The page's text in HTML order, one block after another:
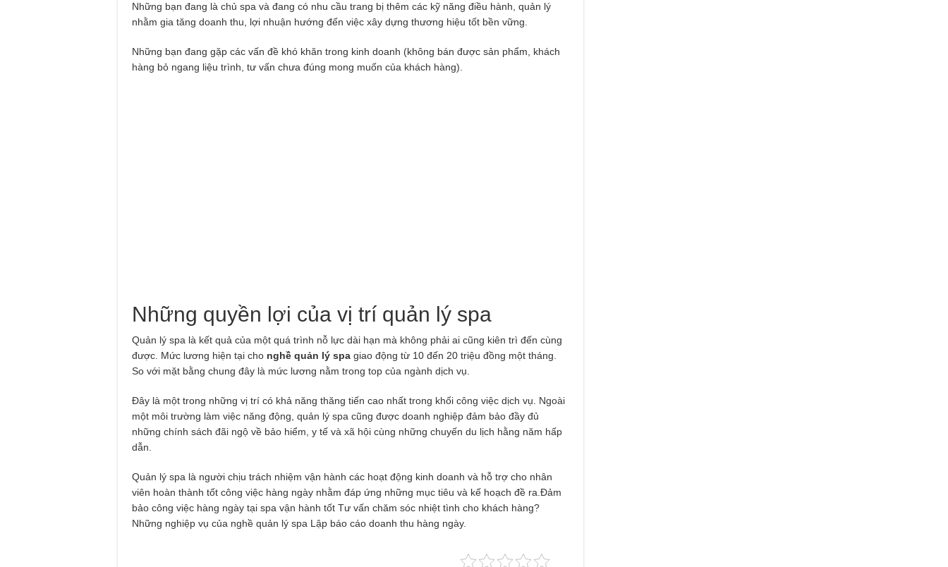
Những bạn đang là chủ spa và đang có nhu cầu trang bị thêm các kỹ năng điều hành, quản lý
nhằm gia tăng doanh thu, lợi nhuận hướng đến việc xây dựng thương hiệu tốt bền vững.
Những bạn đang gặp các vấn đề khó khăn trong kinh doanh (không bán được sản phẩm, khách
hàng bỏ ngang liệu trình, tư vấn chưa đúng mong muốn của khách hàng).
Những quyền lợi của vị trí quản lý spa
Quản lý spa là kết quả của một quá trình nỗ lực dài hạn mà không phải ai cũng kiên trì đến cùng
được. Mức lương hiện tại cho nghề quản lý spa giao động từ 10 đến 20 triệu đồng một tháng.
So với mặt bằng chung đây là mức lương nằm trong top của ngành dịch vụ.
Đây là một trong những vị trí có khả năng thăng tiến cao nhất trong khối công việc dịch vụ. Ngoài
một môi trường làm việc năng động, quản lý spa cũng được doanh nghiệp đảm bảo đầy đủ
những chính sách đãi ngộ về bảo hiểm, y tế và xã hội cùng những chuyến du lịch hằng năm hấp
dẫn.
Quản lý spa là người chịu trách nhiệm vận hành các hoạt động kinh doanh và hỗ trợ cho nhân
viên hoàn thành tốt công việc hàng ngày nhằm đáp ứng những mục tiêu và kế hoạch đề ra.Đảm
bảo công việc hàng ngày tại spa vận hành tốt Tư vấn chăm sóc nhiệt tình cho khách hàng?
Những nghiệp vụ của nghề quản lý spa Lập báo cáo doanh thu hàng ngày.